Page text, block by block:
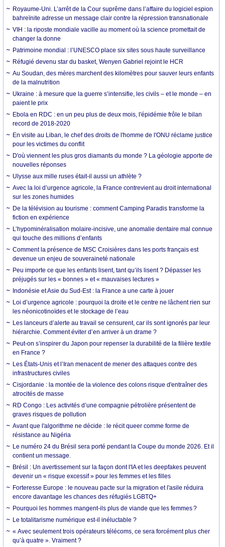
Royaume-Uni. L’arrêt de la Cour suprême dans l’affaire du logiciel espion
bahreïnite adresse un message clair contre la répression transnationale
VIH : la riposte mondiale vacille au moment où la science promettait de
changer la donne
Patrimoine mondial : l’UNESCO place six sites sous haute surveillance
Réfugié devenu star du basket, Wenyen Gabriel rejoint le HCR
Au Soudan, des mères marchent des kilomètres pour sauver leurs enfants
de la malnutrition
Ukraine : à mesure que la guerre s’intensifie, les civils – et le monde – en
paient le prix
Ebola en RDC : en un peu plus de deux mois, l'épidémie frôle le bilan
record de 2018-2020
En visite au Liban, le chef des droits de l'homme de l'ONU réclame justice
pour les victimes du conflit
D'où viennent les plus gros diamants du monde ? La géologie apporte de
nouvelles réponses
Ulysse aux mille ruses était-il aussi un athlète ?
Avec la loi d’urgence agricole, la France contrevient au droit international
sur les zones humides
De la télévision au tourisme : comment Camping Paradis transforme la
fiction en expérience
L’hypominéralisation molaire-incisive, une anomalie dentaire mal connue
qui touche des millions d’enfants
Comment la présence de MSC Croisières dans les ports français est
devenue un enjeu de souveraineté nationale
Peu importe ce que les enfants lisent, tant qu’ils lisent ? Dépasser les
préjugés sur les « bonnes » et « mauvaises lectures »
Indonésie et Asie du Sud-Est : la France a une carte à jouer
Loi d’urgence agricole : pourquoi la droite et le centre ne lâchent rien sur
les néonicotinoïdes et le stockage de l’eau
Les lanceurs d’alerte au travail se censurent, car ils sont ignorés par leur
hiérarchie. Comment éviter d’en arriver à un drame ?
Peut-on s’inspirer du Japon pour repenser la durabilité de la filière textile
en France ?
Les États-Unis et l’Iran menacent de mener des attaques contre des
infrastructures civiles
Cisjordanie : la montée de la violence des colons risque d'entraîner des
atrocités de masse
RD Congo : Les activités d’une compagnie pétrolière présentent de
graves risques de pollution
Avant que l'algorithme ne décide : le récit queer comme forme de
résistance au Nigéria
Le numéro 24 du Brésil sera porté pendant la Coupe du monde 2026. Et il
contient un message.
Brésil : Un avertissement sur la façon dont l'IA et les deepfakes peuvent
devenir un « risque excessif » pour les femmes et les filles
Forteresse Europe : le nouveau pacte sur la migration et l'asile réduira
encore davantage les chances des réfugiés LGBTQ+
Pourquoi les hommes mangent-ils plus de viande que les femmes ?
Le totalitarisme numérique est-il inéluctable ?
« Avec seulement trois opérateurs télécoms, ce sera forcément plus cher
qu’à quatre ». Vraiment ?